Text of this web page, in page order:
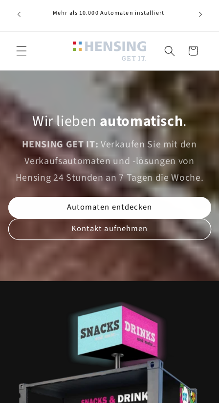
zum Mehr als 10.000 Automaten installiert
Warenkorb
Wir lieben automatisch.
HENSING GET IT: Verkaufen Sie mit den
Verkaufsautomaten und -lösungen von
Hensing 24 Stunden an 7 Tagen die Woche.
Automaten entdecken
Kontakt aufnehmen